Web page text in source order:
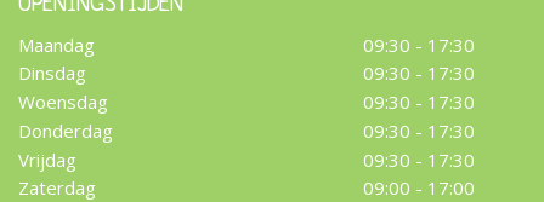
Maandag
09:30 - 17:30
Dinsdag
09:30 - 17:30
Woensdag
09:30 - 17:30
Donderdag
09:30 - 17:30
Vrijdag
09:30 - 17:30
Zaterdag
09:00 - 17:00